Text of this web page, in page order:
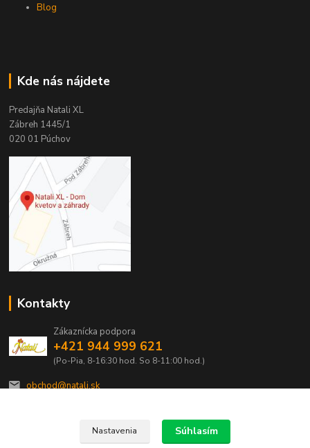
Blog
Kde nás nájdete
Predajňa Natali XL
Zábreh 1445/1
020 01 Púchov
Kontakty
Zákaznícka podpora
+421 944 999 621
(Po-Pia, 8-16:30 hod. So 8-11:00 hod.)
obchod@natali.sk
Nastavenia Súhlasím